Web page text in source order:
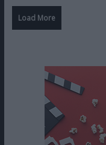
Load More